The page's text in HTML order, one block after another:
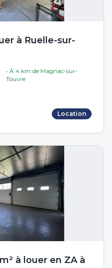
à Ruelle-sur-
• À4 km de Magnac-sur-
Touvre
Location
à louer en ZA à